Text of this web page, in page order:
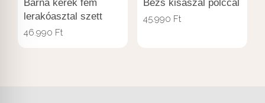
Barna kerek fém
lerakóasztal szett
46.990 Ft
Bézs kisaszal polccal
45.990 Ft